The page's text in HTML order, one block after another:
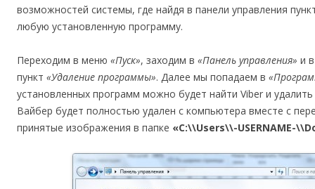
возможностей системы, где найдя в панели управления
любую установленную программу.
Переходим в меню «Пуск», заходим в «Панель управления» и
пункт «Удаление программы». Далее мы попадаем в
установленных программ можно будет найти Viber и
Вайбер будет полностью удален с компьютера вместе с
принятые изображения в папке «C:\\Users\\-USERNAME-